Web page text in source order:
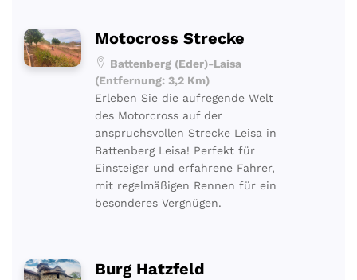
Motocross Strecke
Battenberg (Eder)-Laisa
(Entfernung: 3,2 Km)
Erleben Sie die aufregende Welt
des Motorcross auf der
anspruchsvollen Strecke Leisa in
Battenberg Leisa! Perfekt für
Einsteiger und erfahrene Fahrer,
mit regelmäßigen Rennen für ein
besonderes Vergnügen.
Burg Hatzfeld